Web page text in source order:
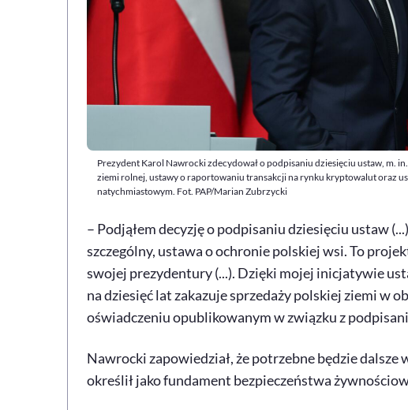
Prezydent Karol Nawrocki zdecydował o podpisaniu dziesięciu ustaw, m.
ziemi rolnej, ustawy o raportowaniu transakcji na rynku kryptowalut oraz
natychmiastowym. Fot. PAP/Marian Zubrzycki
– Podjąłem decyzję o podpisaniu dziesięciu ustaw
szczególny, ustawa o ochronie polskiej wsi. To
swojej prezydentury (...). Dzięki mojej inicjatywie
na dziesięć lat zakazuje sprzedaży polskiej ziemi w
oświadczeniu opublikowanym w związku z
Nawrocki zapowiedział, że potrzebne będzie
określił jako fundament bezpieczeństwa